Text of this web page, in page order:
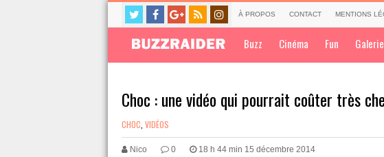
À PROPOS CONTACT MENTIONS
Buzz Cinéma Fun Galerie
Choc : une vidéo qui pourrait coûter très
CHOC VIDÉOS
Nico 0 18 h 44 min 15 décembre 2014